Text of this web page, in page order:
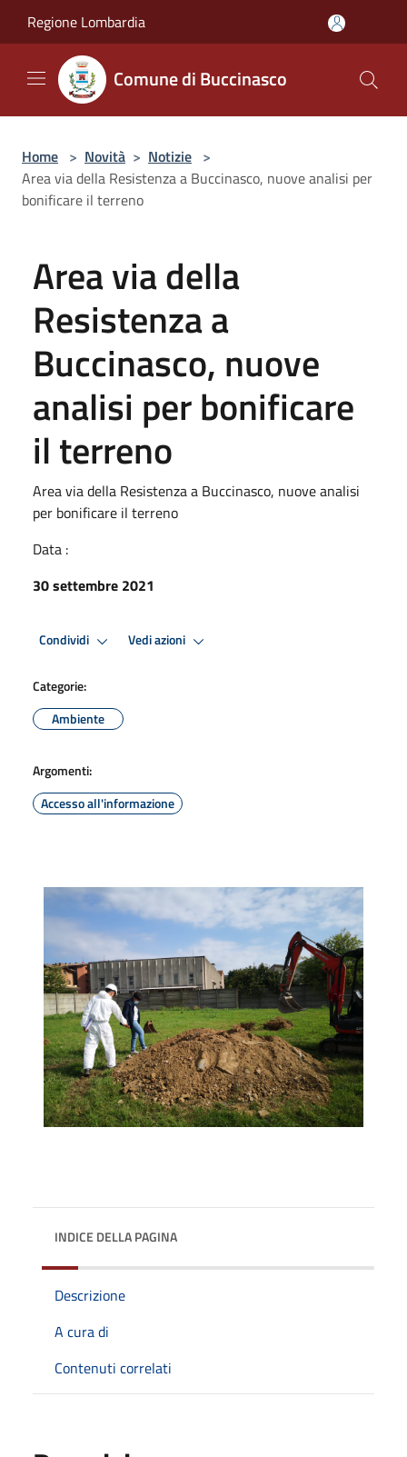
Regione Lombardia
Comune di Buccinasco
Home > Novità > Notizie >
Area via della Resistenza a Buccinasco, nuove analisi per
bonificare il terreno
Area via della
Resistenza a
Buccinasco, nuove
analisi per bonificare
il terreno
Area via della Resistenza a Buccinasco, nuove analisi
per bonificare il terreno
Data :
30 settembre 2021
Condividi Vedi azioni
Categorie:
Ambiente
Argomenti:
Accesso all'informazione
INDICE DELLA PAGINA
Descrizione
A cura di
Contenuti correlati